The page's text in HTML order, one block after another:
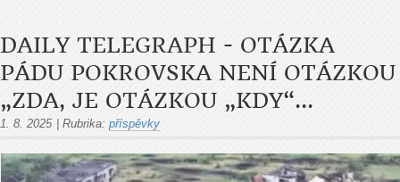
DAILY TELEGRAPH - OTÁZKA
PÁDU POKROVSKA NENÍ OTÁZKOU
„ZDA, JE OTÁZKOU „KDY“...
1. 8. 2025 Rubrika: příspěvky